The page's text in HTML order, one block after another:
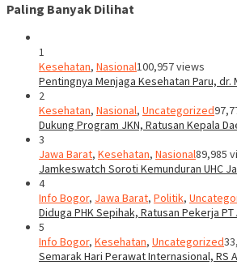
Paling Banyak Dilihat
1
Kesehatan, Nasional100,957 views
Pentingnya Menjaga Kesehatan Paru, dr.
2
Kesehatan, Nasional, Uncategorized
Dukung Program JKN, Ratusan Kepala
3
Jawa Barat, Kesehatan, Nasional89,985
Jamkeswatch Soroti Kemunduran UHC
4
Info Bogor, Jawa Barat, Politik,
Diduga PHK Sepihak, Ratusan Pekerja
5
Info Bogor, Kesehatan, Uncategorized
Semarak Hari Perawat Internasional, RS